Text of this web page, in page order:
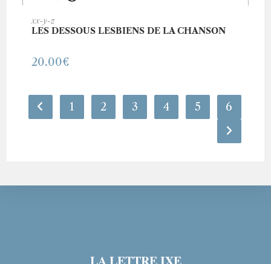
xx-y-z
LES DESSOUS LESBIENS DE LA CHANSON
20.00€
1 2 3 4 5 6